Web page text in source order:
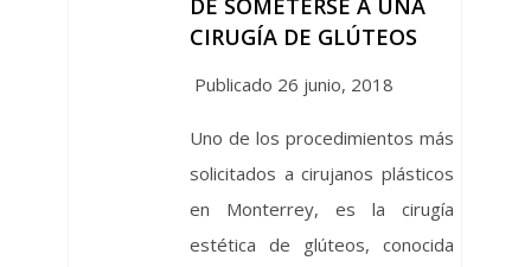
DE SOMETERSE A UNA
CIRUGÍA DE GLÚTEOS
Publicado 26 junio, 2018
Uno de los procedimientos más
solicitados a cirujanos plásticos
en Monterrey, es la cirugía
estética de glúteos, conocida